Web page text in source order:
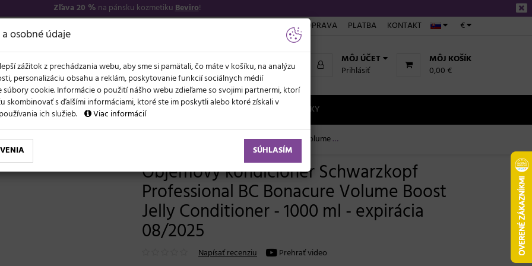
Zľava 20 % na pánsku kozmetikuBeviro!
€
VŠETKO O NÁKUPE DOPRAVA PLATBA KONTAKT
MÔJ KOŠÍK
0,00 €
MÔJ ÚČET
Prihlásiť
NOVO LETO A VLASY AKCIE ZNAČKY NOVINKY
vlasy bez objemu Objemový kondicionér Schwarzkopf Professional BC Bonacure Volume Boost Jelly Conditioner - 1000 ml - expirácia 08/2025
Objemový kondicionér Schwarzkopf
Professional BC Bonacure Volume Boost
Jelly Conditioner - 1000 ml - expirácia
08/2025
Napísať recenziu Prehrať video
osobné údaje
zážitok z prechádzania webu, aby sme si pamätali, čo máte v košíku, na analýzu
personalizáciu obsahu a reklám, poskytovanie funkcií sociálnych médií
súbory cookie. Informácie o použití nášho webu zdieľame so svojimi partnermi, ktorí
skombinovať s ďalšími informáciami, ktoré ste im poskytli alebo ktoré získali v
ich služieb.
Viac informácií
SÚHLASÍM